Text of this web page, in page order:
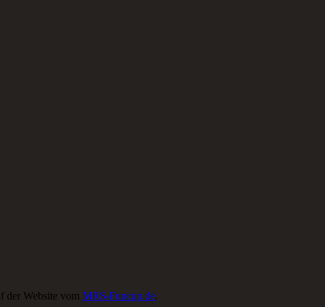
der Website vom MRS-Funcup.de.